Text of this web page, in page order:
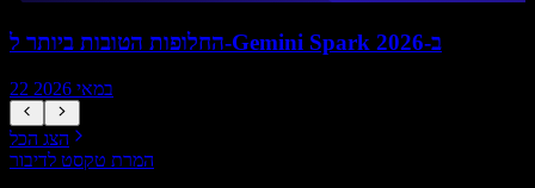
החלופות הטובות ביותר ל-Gemini Spark ב-2026
22 במאי 2026
הצג הכל
המרת טקסט לדיבור